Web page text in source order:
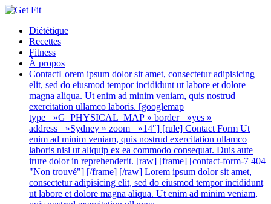
Diététique
Recettes
Fitness
À propos
ContactLorem ipsum dolor sit amet, consectetur adipisicing
elit, sed do eiusmod tempor incididunt ut labore et dolore
magna aliqua. Ut enim ad minim veniam, quis nostrud
exercitation ullamco laboris. [googlemap
type= »G_PHYSICAL_MAP » border= »yes »
address= »Sydney » zoom= »14″] [rule] Contact Form Ut
enim ad minim veniam, quis nostrud exercitation ullamco
laboris nisi ut aliquip ex ea commodo consequat. Duis aute
irure dolor in reprehenderit. [raw] [frame] [contact-form-7 404
"Non trouvé"] [/frame] [/raw] Lorem ipsum dolor sit amet,
consectetur adipisicing elit, sed do eiusmod tempor incididunt
ut labore et dolore magna aliqua. Ut enim ad minim veniam,